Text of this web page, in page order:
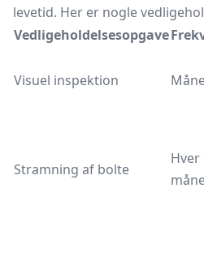
levetid. Her er nogle
Vedligeholdelsesopgave
Visuel inspektion
Stramning af bolte
Hver